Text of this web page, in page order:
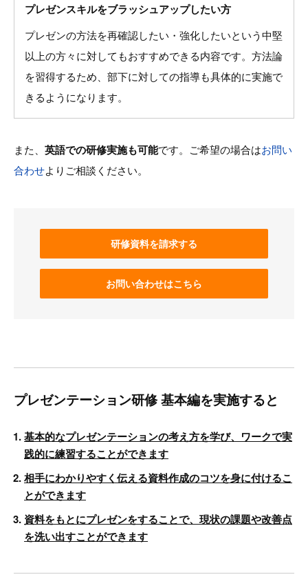
プレゼンスキルをブラッシュアップしたい方
プレゼンの方法を再確認したい・強化したいという中堅
以上の方々に対してもおすすめできる内容です。方法論
を習得するため、部下に対しての指導も具体的に実施で
きるようになります。
また、 英語での研修実施も可能です。ご希望の場合はお問い
合わせよりご相談ください。
研修資料を請求する
お問い合わせはこちら
プレゼンテーション研修 基本編を実施すると
基本的なプレゼンテーションの考え方を学び、ワークで実
践的に練習することができます
相手にわかりやすく伝える資料作成のコツを身に付けるこ
とができます
資料をもとにプレゼンをすることで、現状の課題や改善点
を洗い出すことができます